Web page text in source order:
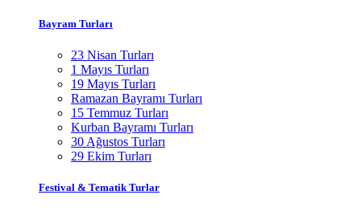
Bayram Turları
23 Nisan Turları
1 Mayıs Turları
19 Mayıs Turları
Ramazan Bayramı Turları
15 Temmuz Turları
Kurban Bayramı Turları
30 Ağustos Turları
29 Ekim Turları
Festival & Tematik Turlar